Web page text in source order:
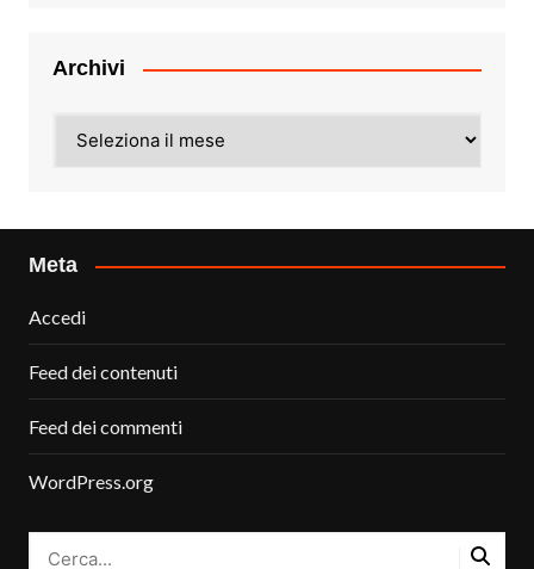
Archivi
Meta
Accedi
Feed dei contenuti
Feed dei commenti
WordPress.org